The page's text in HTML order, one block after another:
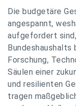
Die budgetäre
angespannt,
aufgefordert
Bundeshaushalts
Forschung,
Säulen einer
und resilienten
tragen